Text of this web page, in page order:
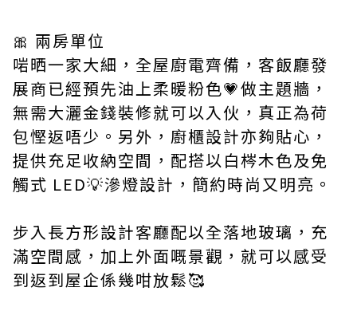
🎀 兩房單位
啱晒一家大細，全屋廚電齊備，客飯廳發
展商已經預先油上柔暖粉色💗做主題牆，
無需大灑金錢裝修就可以入伙，真正為荷
包慳返唔少。另外，廚櫃設計亦夠貼心，
提供充足收納空間，配搭以白梣木色及免
觸式 LED💡滲燈設計，簡約時尚又明亮。
步入長方形設計客廳配以全落地玻璃，充
滿空間感，加上外面嘅景觀，就可以感受
到返到屋企係幾咁放鬆🥰